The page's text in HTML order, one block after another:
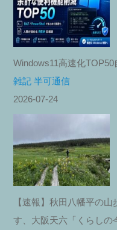
Windows11高速化
雑記 半可通信
2026-07-24
【速報】秋田八幡平の
す、大阪天六「くらし